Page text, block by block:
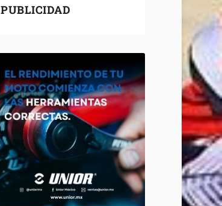
PUBLICIDAD